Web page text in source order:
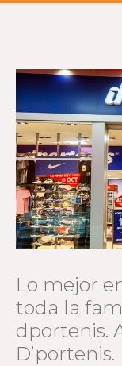
Lo mejor
toda la
dportenis.
D’portenis.